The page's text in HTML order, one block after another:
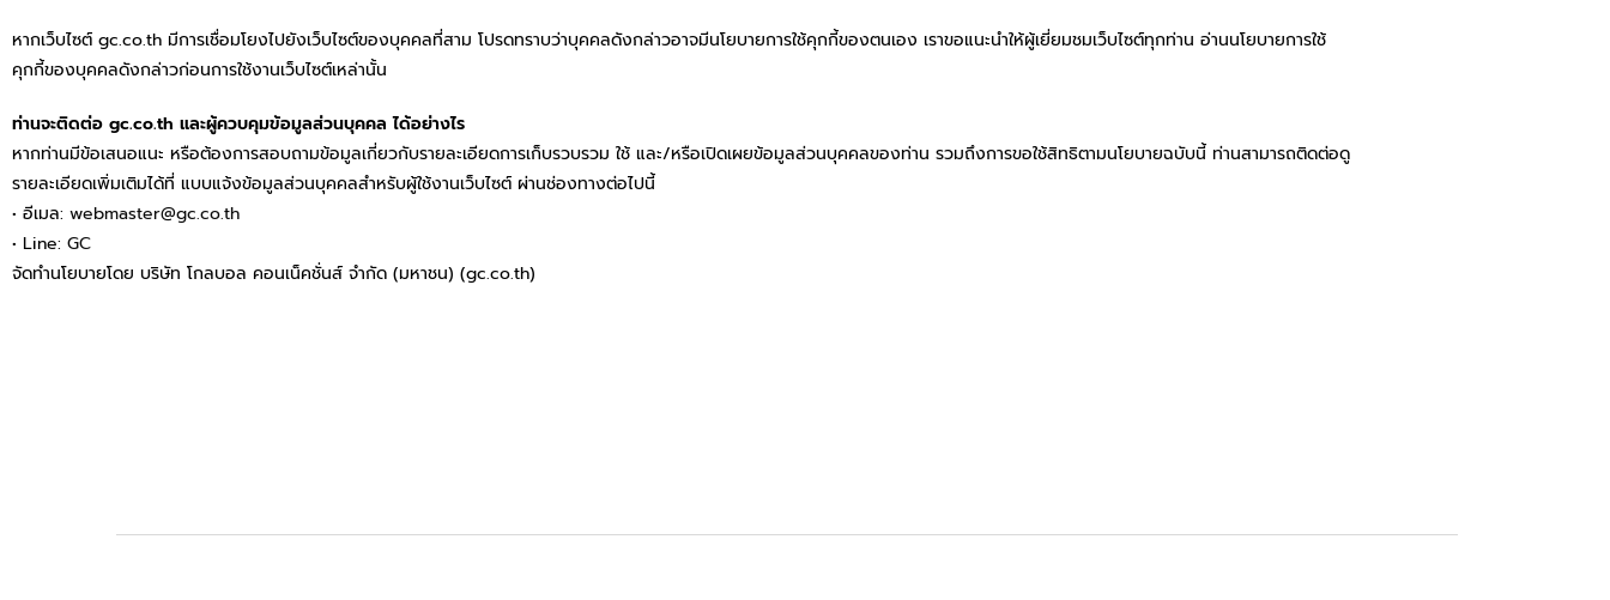
หากเว็บไซต์ gc.co.th มีการเชื่อมโยงไปยังเว็บไซต์ของบุคคลที่สาม โปรดทราบว่าบุคคลดังกล่าวอาจมีนโยบายการใช้คุกกี้ของตนเอง เราขอแนะนำให้ผู้เยี่ยมชมเว็บไซต์ทุกท่าน อ่านนโยบายการใช้
คุกกี้ของบุคคลดังกล่าวก่อนการใช้งานเว็บไซต์เหล่านั้น
ท่านจะติดต่อ gc.co.th และผู้ควบคุมข้อมูลส่วนบุคคล ได้อย่างไร
หากท่านมีข้อเสนอแนะ หรือต้องการสอบถามข้อมูลเกี่ยวกับรายละเอียดการเก็บรวบรวม ใช้ และ/หรือเปิดเผยข้อมูลส่วนบุคคลของท่าน รวมถึงการขอใช้สิทธิตามนโยบายฉบับนี้ ท่านสามารถติดต่อดู
รายละเอียดเพิ่มเติมได้ที่ แบบแจ้งข้อมูลส่วนบุคคลสำหรับผู้ใช้งานเว็บไซต์ ผ่านช่องทางต่อไปนี้
• อีเมล: webmaster@gc.co.th
• Line: GC
จัดทำนโยบายโดย บริษัท โกลบอล คอนเน็คชั่นส์ จำกัด (มหาชน) (gc.co.th)